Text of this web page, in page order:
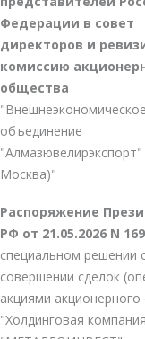
Федерации в совет
директоров и
комиссию
общества
"Внешнеэкономическое
объединение
"Алмазювелирэкспорт"
Москва)"
Распоряжение
РФ от 21.05.2026 N
специальном решении
совершении сделок
акциями
"Холдинговая компания